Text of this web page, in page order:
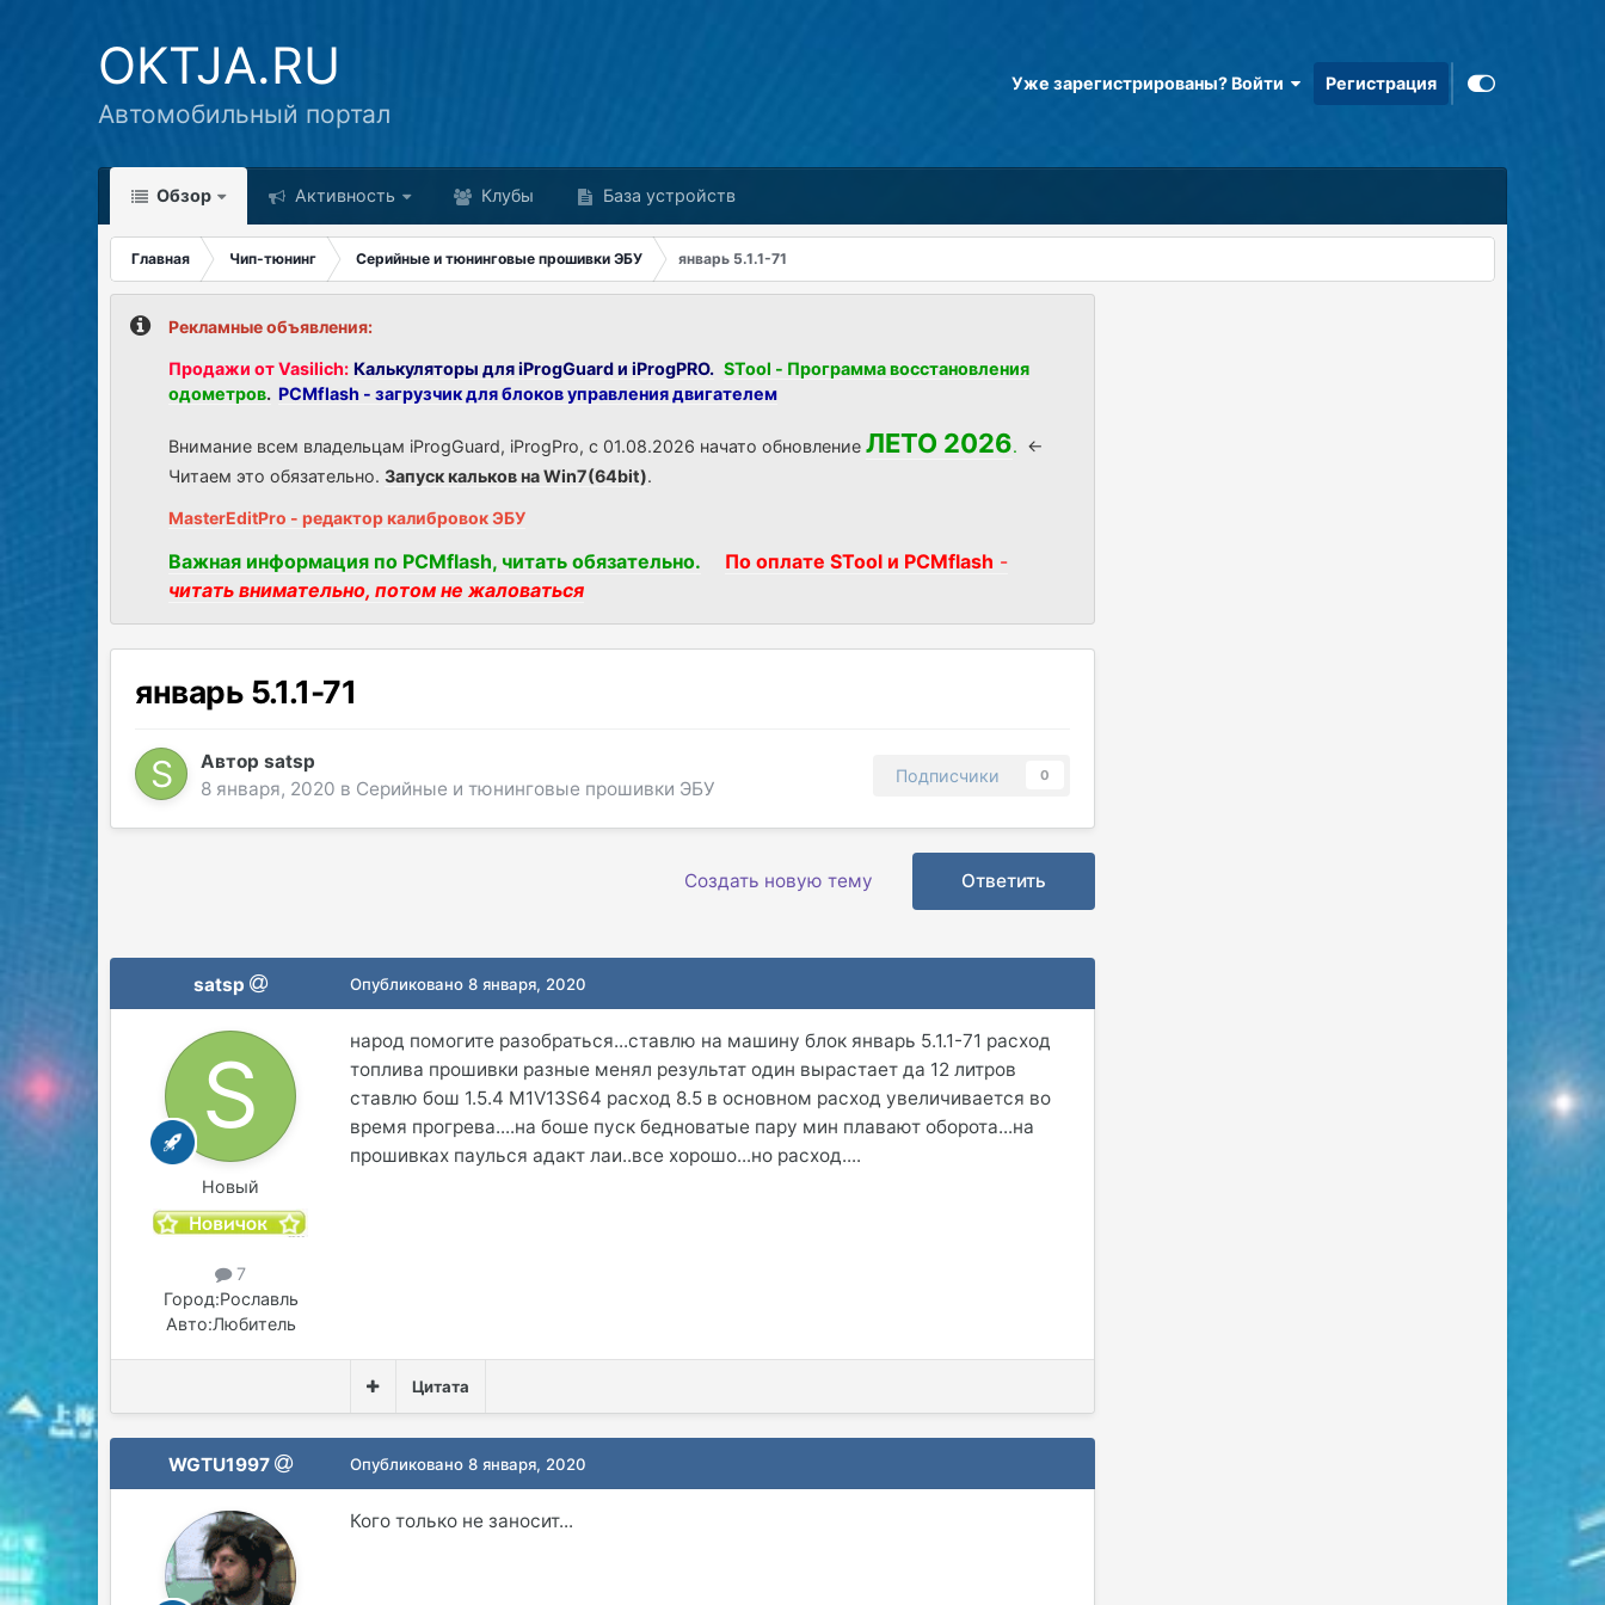
OKTJA.RU
Автомобильный портал
Уже зарегистрированы? Войти Регистрация
Обзор Активность Клубы База устройств
Главная Чип-тюнинг Серийные и тюнинговые прошивки ЭБУ январь 5.1.1-71
Рекламные объявления:
Продажи от Vasilich: Калькуляторы для iProgGuard и iProgPRO. STool - Программа восстановления
одометров. PCMflash - загрузчик для блоков управления двигателем
Внимание всем владельцам iProgGuard, iProgPro, с 01.08.2026 начато обновлениеЛЕТО 2026. <-
Читаем это обязательно.Запуск кальков на Win7(64bit).
MasterEditPro - редактор калибровок ЭБУ
Важная информация по PCMflash, читать обязательно. По оплате STool и PCMflash -
читать внимательно, потом не жаловаться
январь 5.1.1-71
Авторsatsp
8 января, 2020 в Серийные и тюнинговые прошивки ЭБУ
Подписчики 0
Ответить
Создать новую тему
satsp
Новый
7
Город:Рославль
Авто:Любитель
Опубликовано8 января, 2020
народ помогите разобраться...ставлю на машину блок январь 5.1.1-71 расход
топлива прошивки разные менял результат один вырастает да 12 литров
ставлю бош 1.5.4 M1V13S64 расход 8.5 в основном расход увеличивается во
время прогрева....на боше пуск бедноватые пару мин плавают оборота...на
прошивках паулься адакт лаи..все хорошо...но расход....
Цитата
WGTU1997 Опубликовано8 января, 2020
Кого только не заносит...